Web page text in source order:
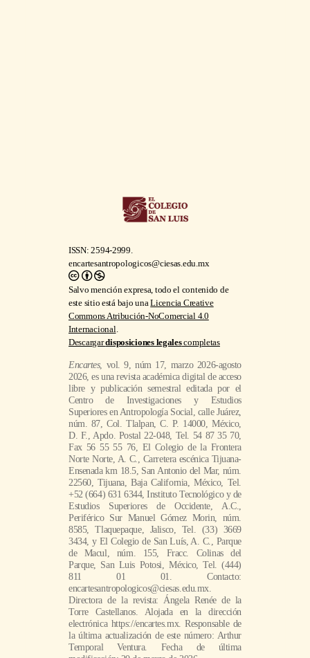
ISSN: 2594-2999.
encartesantropologicos@ciesas.edu.mx
Salvo mención expresa, todo el contenido de
este sitio está bajo unaLicencia Creative
Commons Atribución-NoComercial 4.0
Internacional.
Descargardisposiciones legalescompletas
Encartes, vol. 9, núm 17, marzo 2026-agosto
2026, es una revista académica digital de acceso
libre y publicación semestral editada por el
Centro de Investigaciones y Estudios
Superiores en Antropología Social, calle Juárez,
núm. 87, Col. Tlalpan, C. P. 14000, México,
D. F., Apdo. Postal 22-048, Tel. 54 87 35 70,
Fax 56 55 55 76, El Colegio de la Frontera
Norte Norte, A. C., Carretera escénica Tijuana-
Ensenada km 18.5, San Antonio del Mar, núm.
22560, Tijuana, Baja California, México, Tel.
+52 (664) 631 6344, Instituto Tecnológico y de
Estudios Superiores de Occidente, A.C.,
Periférico Sur Manuel Gómez Morin, núm.
8585, Tlaquepaque, Jalisco, Tel. (33) 3669
3434, y El Colegio de San Luís, A. C., Parque
de Macul, núm. 155, Fracc. Colinas del
Parque, San Luis Potosi, México, Tel. (444)
811 01 01. Contacto:
encartesantropologicos@ciesas.edu.mx.
Directora de la revista: Ángela Renée de la
Torre Castellanos. Alojada en la dirección
electrónica https://encartes.mx. Responsable de
la última actualización de este número: Arthur
Temporal Ventura. Fecha de última